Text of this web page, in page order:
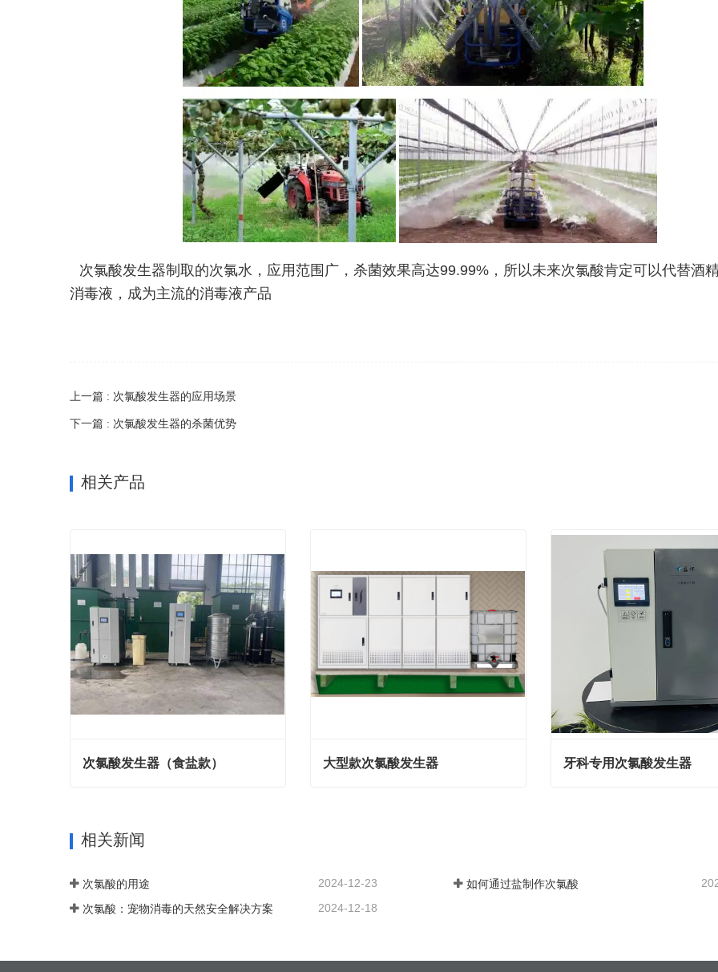
次氯酸发生器制取的次氯水，应用范围广，杀菌效果高达99.99%，所以未来次氯酸肯定可以代替酒
消毒液，成为主流的消毒液产品
上一篇 : 次氯酸发生器的应用场景
下一篇 : 次氯酸发生器的杀菌优势
相关产品
次氯酸发生器（食盐款） 大型款次氯酸发生器 牙科专用次氯酸发生器
相关新闻
次氯酸的用途 2024-12-23 如何通过盐制作次氯酸
次氯酸：宠物消毒的天然安全解决方案 2024-12-18